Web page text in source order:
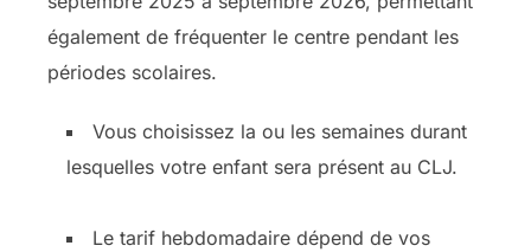
également de fréquenter le centre pendant les
périodes scolaires.
Vous choisissez la ou les semaines durant
lesquelles votre enfant sera présent au CLJ.
Le tarif hebdomadaire dépend de vos